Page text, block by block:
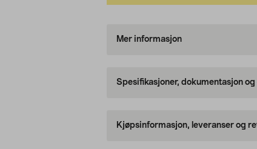
Mer informasjon
Spesifikasjoner, dokumentasjon
Kjøpsinformasjon, leveranser og